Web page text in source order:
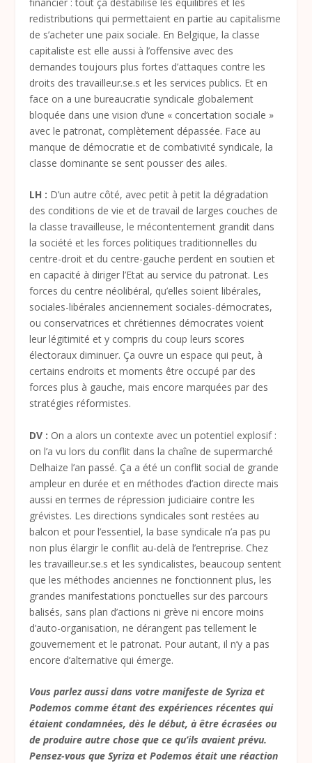
redistributions qui permettaient en partie au capitalisme
de s’acheter une paix sociale. En Belgique, la classe
capitaliste est elle aussi à l’offensive avec des
demandes toujours plus fortes d’attaques contre les
droits des travailleur.se.s et les services publics. Et en
face on a une bureaucratie syndicale globalement
bloquée dans une vision d’une « concertation sociale »
avec le patronat, complètement dépassée. Face au
manque de démocratie et de combativité syndicale, la
classe dominante se sent pousser des ailes.
LH : D’un autre côté, avec petit à petit la dégradation
des conditions de vie et de travail de larges couches de
la classe travailleuse, le mécontentement grandit dans
la société et les forces politiques traditionnelles du
centre-droit et du centre-gauche perdent en soutien et
en capacité à diriger l’Etat au service du patronat. Les
forces du centre néolibéral, qu’elles soient libérales,
sociales-libérales anciennement sociales-démocrates,
ou conservatrices et chrétiennes démocrates voient
leur légitimité et y compris du coup leurs scores
électoraux diminuer. Ça ouvre un espace qui peut, à
certains endroits et moments être occupé par des
forces plus à gauche, mais encore marquées par des
stratégies réformistes.
DV : On a alors un contexte avec un potentiel explosif :
on l’a vu lors du conflit dans la chaîne de supermarché
Delhaize l’an passé. Ça a été un conflit social de grande
ampleur en durée et en méthodes d’action directe mais
aussi en termes de répression judiciaire contre les
grévistes. Les directions syndicales sont restées au
balcon et pour l’essentiel, la base syndicale n’a pas pu
non plus élargir le conflit au-delà de l’entreprise. Chez
les travailleur.se.s et les syndicalistes, beaucoup sentent
que les méthodes anciennes ne fonctionnent plus, les
grandes manifestations ponctuelles sur des parcours
balisés, sans plan d’actions ni grève ni encore moins
d’auto-organisation, ne dérangent pas tellement le
gouvernement et le patronat. Pour autant, il n’y a pas
encore d’alternative qui émerge.
Vous parlez aussi dans votre manifeste de Syriza et
Podemos comme étant des expériences récentes qui
étaient condamnées, dès le début, à être écrasées ou
de produire autre chose que ce qu’ils avaient prévu.
Pensez-vous que Syriza et Podemos était une réaction